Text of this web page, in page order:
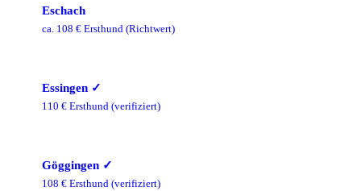
Eschach
ca. 108 € Ersthund (Richtwert)
Essingen ✓
110 € Ersthund (verifiziert)
Göggingen ✓
108 € Ersthund (verifiziert)